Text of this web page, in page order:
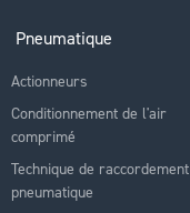
Pneumatique
Actionneurs
Conditionnement de l'air
comprimé
Technique de raccordement
pneumatique